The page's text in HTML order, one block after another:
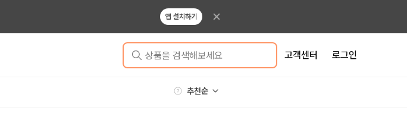
앱 설치하기
상품을 검색해보세요 고객센터 로그인